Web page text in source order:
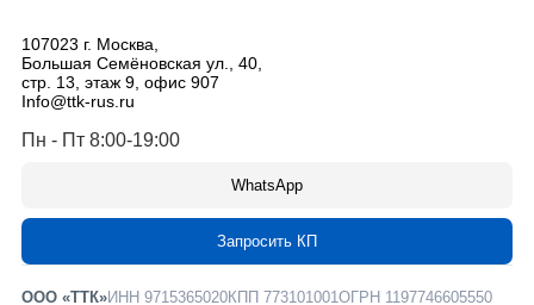
107023 г. Москва,
Большая Семёновская ул., 40,
стр. 13, этаж 9, офис 907
Info@ttk-rus.ru
Пн - Пт 8:00-19:00
WhatsApp
Запросить КП
ООО «ТТК»ИНН 9715365020КПП 773101001ОГРН 1197746605550